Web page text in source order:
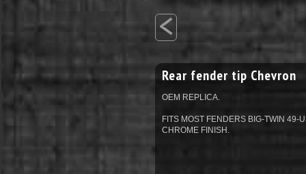
<
Rear fender tip Chevron
OEM REPLICA.
FITS MOST FENDERS BIG-TWIN 49-
CHROME FINISH.